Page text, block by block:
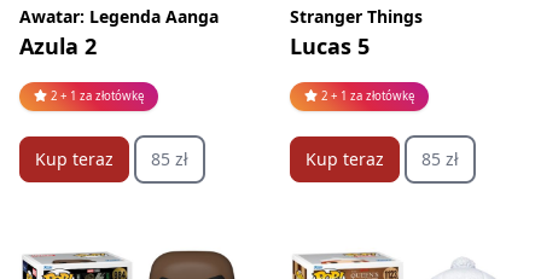
Awatar: Legenda Aanga
Azula 2
2 + 1 za złotówkę
Kup teraz 85 zł
Stranger Things
Lucas 5
2 + 1 za złotówkę
Kup teraz 85 zł